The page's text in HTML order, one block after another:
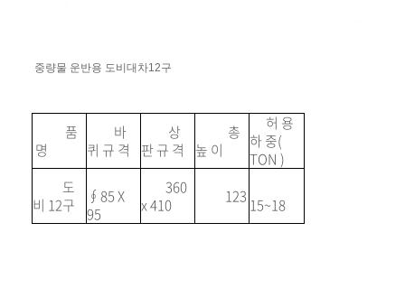
중량물 운반용 도비대차12구
품
명
바
퀴 규 격
상
판 규 격
총
높 이
허 용
하 중(
TON )
도
비 12구
∮85 X
95
360
x 410
123 15~18